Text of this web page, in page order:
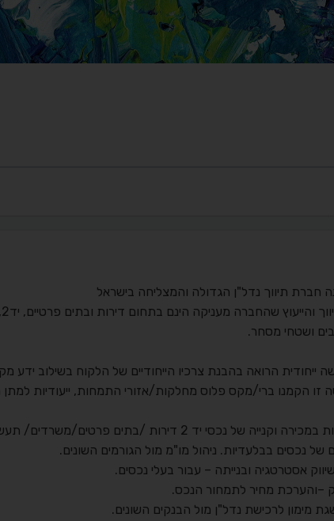
חברת תיווך נדל"ן הגדולה והמצליחה בישראל
ושטחי מסחר.
ייחודית הרואה בהבנת צרכיו הייחודיים של הלקוח בשילוב ידע
זו הקמנו ברי/מקס פלוס מחלקות/אזורי התמחות, ייעודיות
של נכסי יד 2 דירות /בתים פרטים/משרדים/ תעשיה/נכסים מניבים/ חנויות.
של נכסים בבלעדיות. ניהול מו"מ מול הגורמים השונים.
אסטרטגיה ובנייתה – עבור בעלי נכסים.
–והערכת מחיר לתמחור הנכס.
מימון לרכישת נדל"ן מול הבנקים השונים.